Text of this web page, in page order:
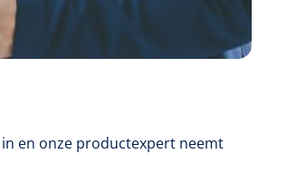
en onze productexpert neemt